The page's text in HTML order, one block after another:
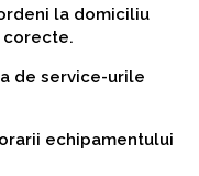
la domiciliu
de service-urile
echipamentului